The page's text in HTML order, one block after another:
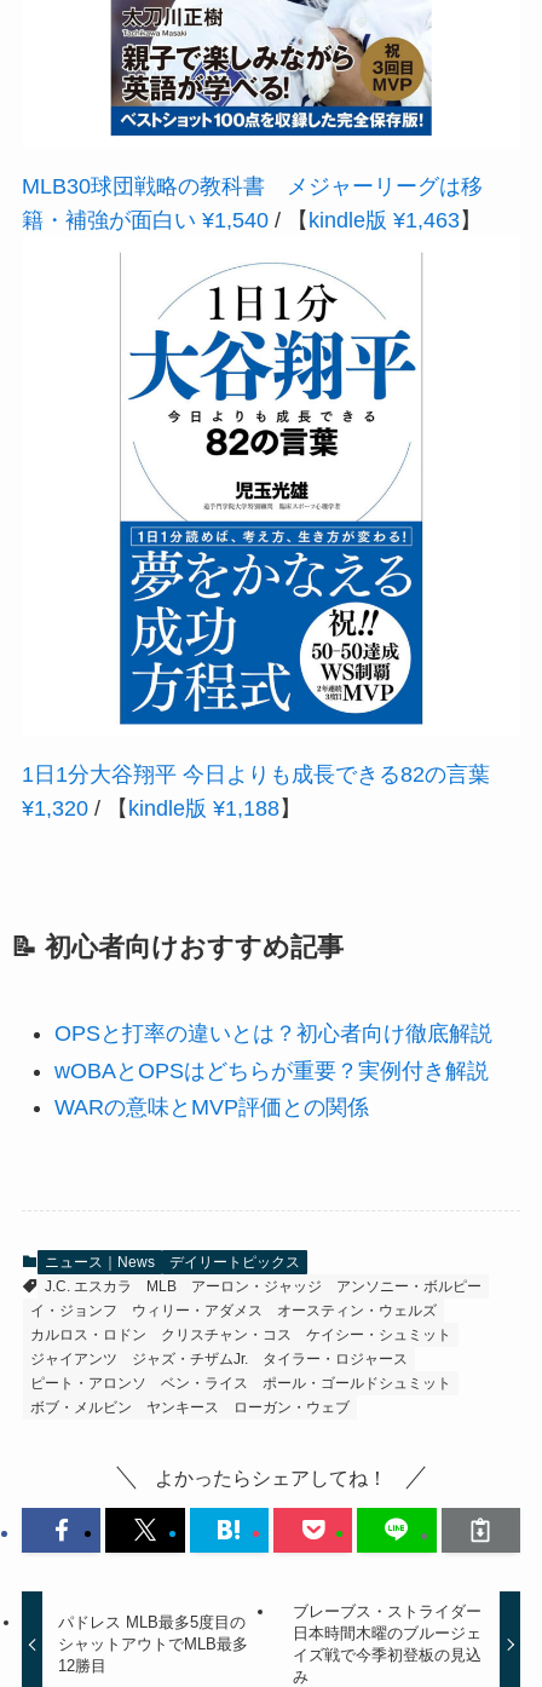
MLB30球団戦略の教科書 メジャーリーグは移
籍・補強が面白い ¥1,540/ 【 kindle版 ¥1,463】
1日1分大谷翔平 今日よりも成長できる82の言葉
¥1,320/ 【 kindle版 ¥1,188】
📝 初心者向けおすすめ記事
OPSと打率の違いとは？初心者向け徹底解説
wOBAとOPSはどちらが重要？実例付き解説
WARの意味とMVP評価との関係
ニュース｜News
デイリートピックス
J.C. エスカラ
MLB アーロン・ジャッジ
アンソニー・ボルピー
イ・ジョンフ
ウィリー・アダメス
オースティン・ウェルズ
カルロス・ロドン
クリスチャン・コス
ケイシー・シュミット
ジャイアンツ
ジャズ・チザムJr.
タイラー・ロジャース
ピート・アロンソ
ベン・ライス
ポール・ゴールドシュミット
ボブ・メルビン
ヤンキース ローガン・ウェブ
よかったらシェアしてね！
パドレス MLB最多5度目の
シャットアウトでMLB最多
12勝目
ブレーブス・ストライダー
日本時間木曜のブルージェ
イズ戦で今季初登板の見込
み